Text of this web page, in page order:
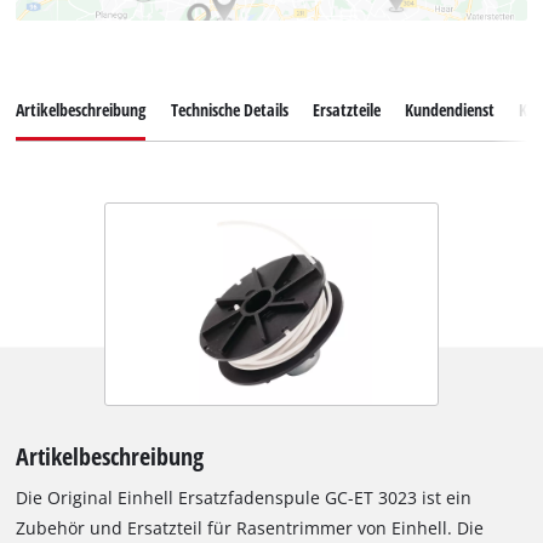
Artikelbeschreibung Technische Details Ersatzteile Kundendienst
Artikelbeschreibung
Die Original Einhell Ersatzfadenspule GC-ET 3023 ist ein
Zubehör und Ersatzteil für Rasentrimmer von Einhell. Die